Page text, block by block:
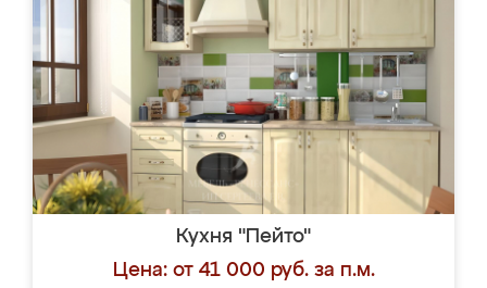
Кухня "Пейто"
Цена: от 41 000 руб. за п.м.